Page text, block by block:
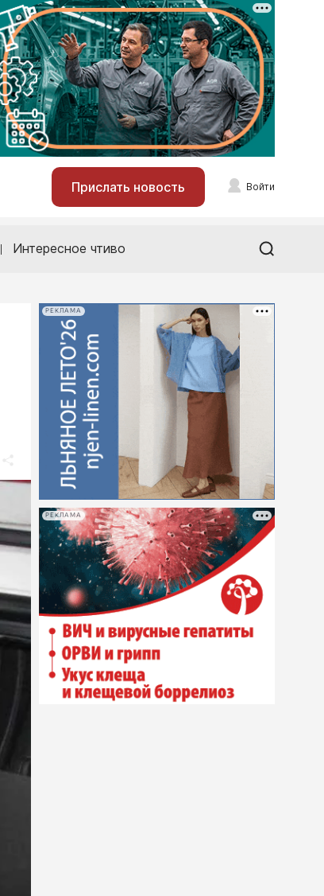
Прислать новость Войти
Интересное чтиво
РЕКЛАМА
РЕКЛАМА